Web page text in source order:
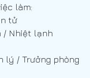
làm:
tử
/ Nhiệt lạnh
lý / Trưởng phòng